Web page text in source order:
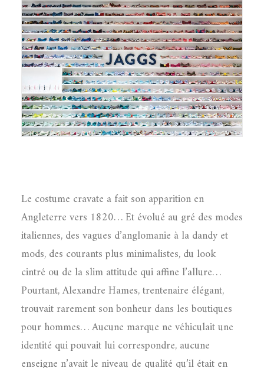
Le costume cravate a fait son apparition en
Angleterre vers 1820… Et évolué au gré des modes
italiennes, des vagues d’anglomanie à la dandy et
mods, des courants plus minimalistes, du look
cintré ou de la slim attitude qui affine l’allure…
Pourtant, Alexandre Hames, trentenaire élégant,
trouvait rarement son bonheur dans les boutiques
pour hommes… Aucune marque ne véhiculait une
identité qui pouvait lui correspondre, aucune
enseigne n’avait le niveau de qualité qu’il était en